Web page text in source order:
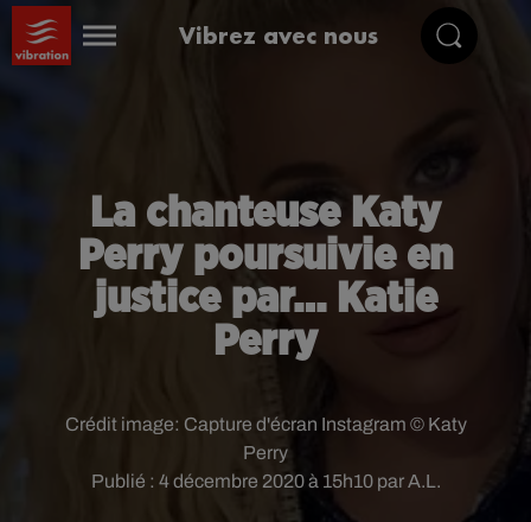
Vibrez avec nous
La chanteuse Katy
Perry poursuivie en
justice par… Katie
Perry
Publié : 4 décembre 2020 à 15h10 par A.L.
Crédit image: Capture d'écran Instagram © Katy
Perry